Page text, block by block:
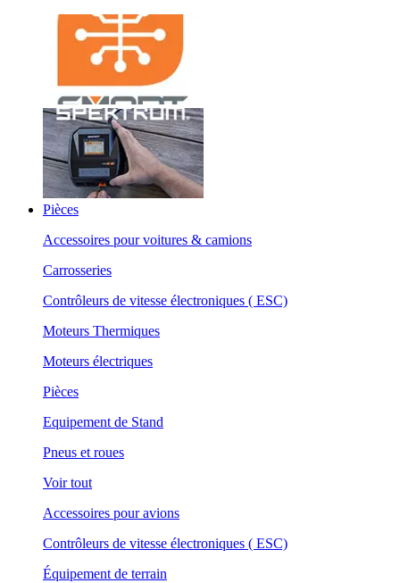
Pièces
Accessoires pour voitures & camions
Carrosseries
Contrôleurs de vitesse électroniques ( ESC)
Moteurs Thermiques
Moteurs électriques
Pièces
Equipement de Stand
Pneus et roues
Voir tout
Accessoires pour avions
Contrôleurs de vitesse électroniques ( ESC)
Équipement de terrain